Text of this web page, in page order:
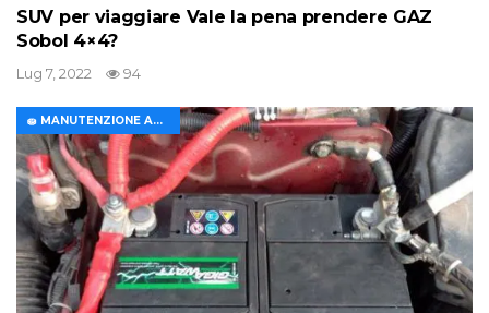
SUV per viaggiare Vale la pena prendere GAZ
Sobol 4×4?
Lug 7, 2022 94
🧽 MANUTENZIONE AUTO